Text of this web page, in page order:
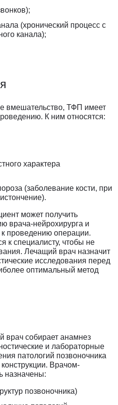
(хронический процесс с
канала);
вмешательство, ТФП имеет
К ним относятся:
характера
(заболевание кости, при
может получить
врача-нейрохирурга и
к проведению операции.
к специалисту, чтобы не
Лечащий врач назначит
исследования перед
оптимальный метод
врач собирает анамнез
и лабораторные
патологий позвоночника
Врачом-
назначены:
позвоночника)